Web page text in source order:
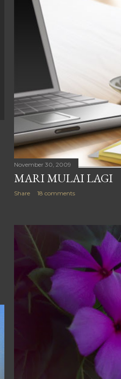
November 30, 2009
MARI MULAI LAGI
Share 18 comments